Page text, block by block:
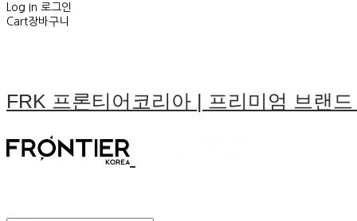
Log In 로그인
Cart장바구니
FRK 프론티어코리아 | 프리미엄 브랜